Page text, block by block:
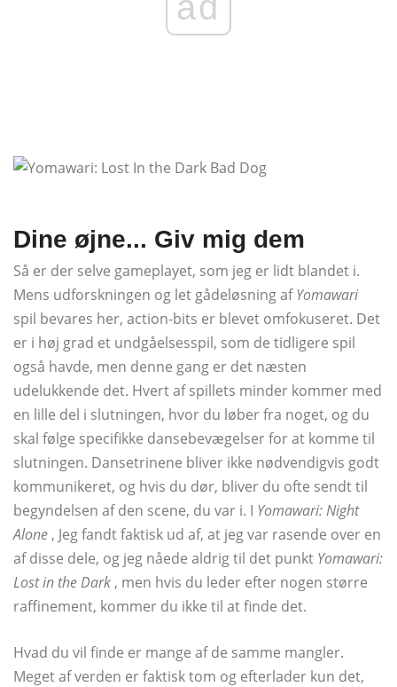
Dine øjne... Giv mig dem
Så er der selve gameplayet, som jeg er lidt blandet i.
Mens udforskningen og let gådeløsning afYomawari
spil bevares her, action-bits er blevet omfokuseret. Det
er i høj grad et undgåelsesspil, som de tidligere spil
også havde, men denne gang er det næsten
udelukkende det. Hvert af spillets minder kommer med
en lille del i slutningen, hvor du løber fra noget, og du
skal følge specifikke dansebevægelser for at komme til
slutningen. Dansetrinene bliver ikke nødvendigvis godt
kommunikeret, og hvis du dør, bliver du ofte sendt til
begyndelsen af ​​den scene, du var i. I Yomawari: Night
Alone , Jeg fandt faktisk ud af, at jeg var rasende over en
af ​​disse dele, og jeg nåede aldrig til det punkt Yomawari:
Lost in the Dark , men hvis du leder efter nogen større
raffinement, kommer du ikke til at finde det.
Hvad du vil finde er mange af de samme mangler.
Meget af verden er faktisk tom og efterlader kun det,